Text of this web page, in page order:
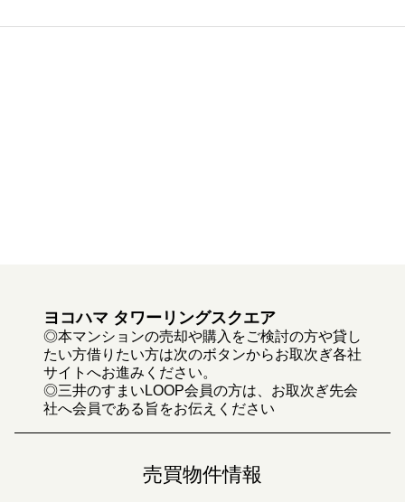
ヨコハマ タワーリングスクエア
◎本マンションの売却や購入をご検討の方や貸し
たい方借りたい方は次のボタンからお取次ぎ各社
サイトへお進みください。
◎三井のすまいLOOP会員の方は、お取次ぎ先会
社へ会員である旨をお伝えください
売買物件情報